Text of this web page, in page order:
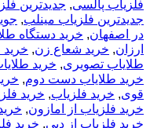
فلزیاب پالسی, جدیدترین
جدیدترین فلزیاب مینلب,
در اصفهان, خرید دستگاه
ارزان, خرید شعاع زن, خرید
طلایاب تصویری, خرید
خرید طلایاب دست دوم,
قوی, خرید فلزیاب, خرید
خرید فلزیاب از امازون,
خرید فلزیاب از دبی, خرید